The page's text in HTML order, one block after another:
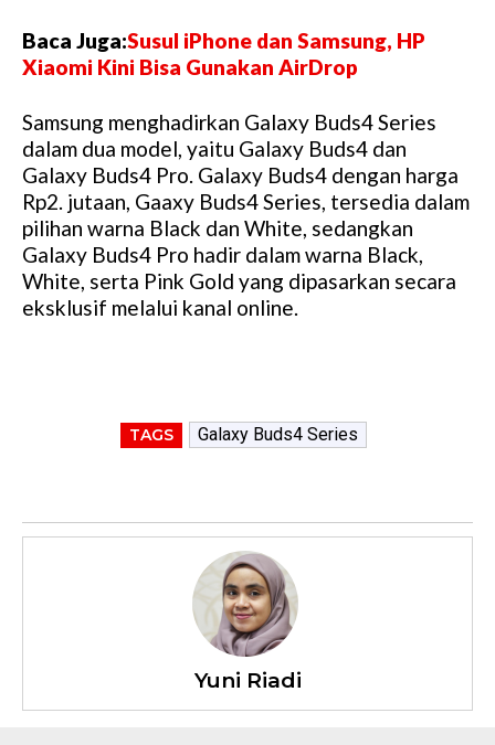
Baca Juga:Susul iPhone dan Samsung, HP
Xiaomi Kini Bisa Gunakan AirDrop
Samsung menghadirkan Galaxy Buds4 Series
dalam dua model, yaitu Galaxy Buds4 dan
Galaxy Buds4 Pro. Galaxy Buds4 dengan harga
Rp2. jutaan, Gaaxy Buds4 Series, tersedia dalam
pilihan warna Black dan White, sedangkan
Galaxy Buds4 Pro hadir dalam warna Black,
White, serta Pink Gold yang dipasarkan secara
eksklusif melalui kanal online.
TAGS Galaxy Buds4 Series
Yuni Riadi